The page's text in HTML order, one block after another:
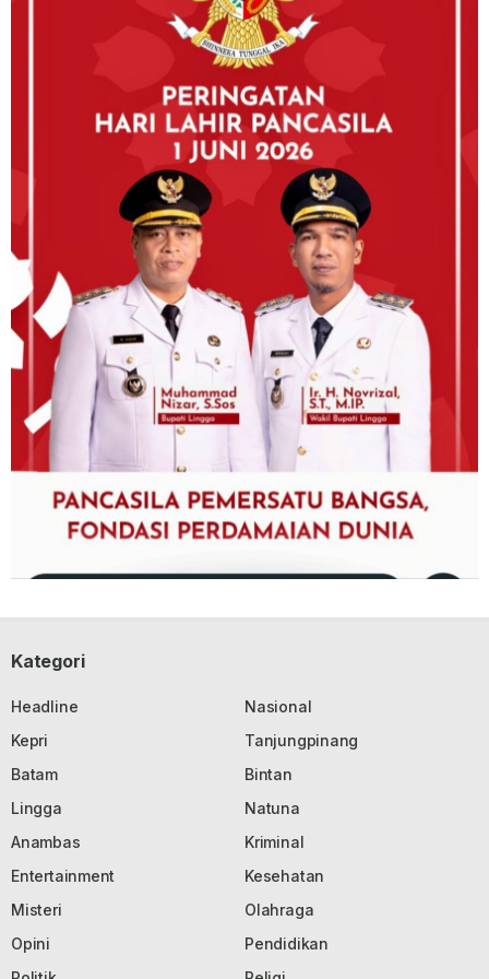
Kategori
Headline
Nasional
Kepri
Tanjungpinang
Batam
Bintan
Lingga
Natuna
Anambas
Kriminal
Entertainment
Kesehatan
Misteri
Olahraga
Opini
Pendidikan